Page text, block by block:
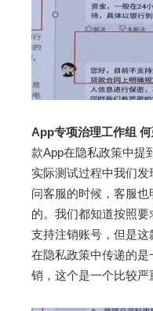
App专项治理工作组 何
款App在隐私政策中提
实际测试过程中我们
问客服的时候，客服
的。我们都知道按照
支持注销账号，但是
在隐私政策中传递的
销，这个是一个比较严